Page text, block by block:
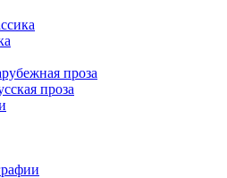
проза
проза